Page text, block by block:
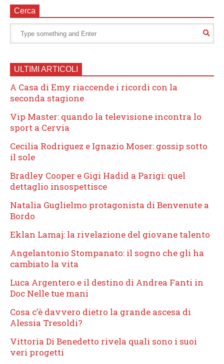
Cerca
ULTIMI ARTICOLI
A Casa di Emy riaccende i ricordi con la
seconda stagione
Vip Master: quando la televisione incontra lo
sport a Cervia
Cecilia Rodriguez e Ignazio Moser: gossip sotto
il sole
Bradley Cooper e Gigi Hadid a Parigi: quel
dettaglio insospettisce
Natalia Guglielmo protagonista di Benvenute a
Bordo
Eklan Lamaj: la rivelazione del giovane talento
Angelantonio Stompanato: il sogno che gli ha
cambiato la vita
Luca Argentero e il destino di Andrea Fanti in
Doc Nelle tue mani
Cosa c’è davvero dietro la grande ascesa di
Alessia Tresoldi?
Vittoria Di Benedetto rivela quali sono i suoi
veri progetti